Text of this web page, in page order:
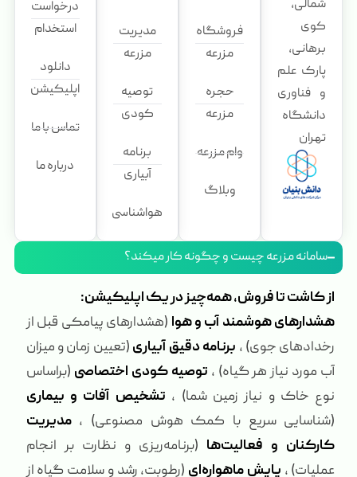
شمالی،
کوی
برهانی،
پارک علم
و فناوری
دانشگاه
تهران
فروشگاه
مزرعه
حجره
مزرعه
وام مزرعه
وبلاگ
مدیریت
مزرعه
توصیه
کودی
برنامه
آبیاری
هواشناسی
درخواست
استخدام
دانلود
اپلیکیشن
تماس با ما
درباره ما
سامانه مزرعه چیست و چگونه کار میکند؟
از کاشت تا فروش، همه‌چیز در یک اپلیکیشن:
هشدارهای هوشمند آب و هوا (هشدارهای پیامکی قبل از
رخدادهای جوی) ، برنامه دقیق آبیاری (تعیین زمان و میزان
آب مورد نیاز هر گیاه) ، توصیه کودی اختصاصی (براساس
نوع خاک و نیاز زمین شما) ، تشخیص آفات و بیماری
(شناسایی سریع با کمک هوش مصنوعی) ،مدیریت
کارکنان و فعالیت‌ها (برنامه‌ریزی و نظارت بر انجام
عملیات) ، پایش ماهواره‌ای (رطوبت، رشد و سلامت گیاه از